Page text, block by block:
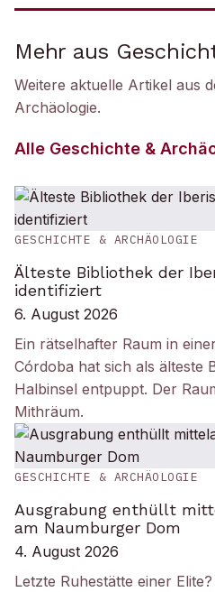
Mehr aus
Weitere aktuelle Artikel aus
Archäologie.
Alle Geschichte &
GESCHICHTE & ARCHÄOLOGIE
Älteste Bibliothek der
identifiziert
6. August 2026
Ein rätselhafter Raum in
Córdoba hat sich als älteste
Halbinsel entpuppt. Der
Mithräum.
GESCHICHTE & ARCHÄOLOGIE
Ausgrabung enthüllt
am Naumburger Dom
4. August 2026
Letzte Ruhestätte einer